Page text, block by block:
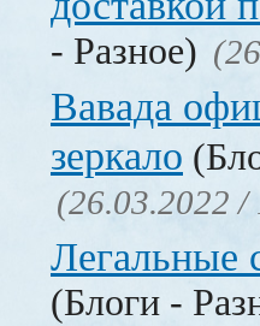
- Разное)
Вавада
зеркало
(26.03.2022 /
Легальные
(Блоги -